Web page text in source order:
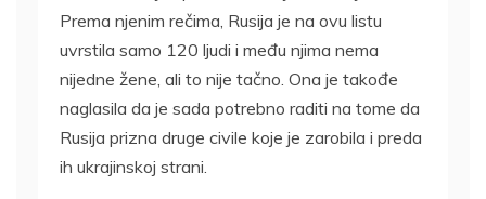
Prema njenim rečima, Rusija je na ovu listu
uvrstila samo 120 ljudi i među njima nema
nijedne žene, ali to nije tačno. Ona je takođe
naglasila da je sada potrebno raditi na tome da
Rusija prizna druge civile koje je zarobila i preda
ih ukrajinskoj strani.